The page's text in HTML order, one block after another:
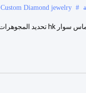
#
Custom Diamond jewelry